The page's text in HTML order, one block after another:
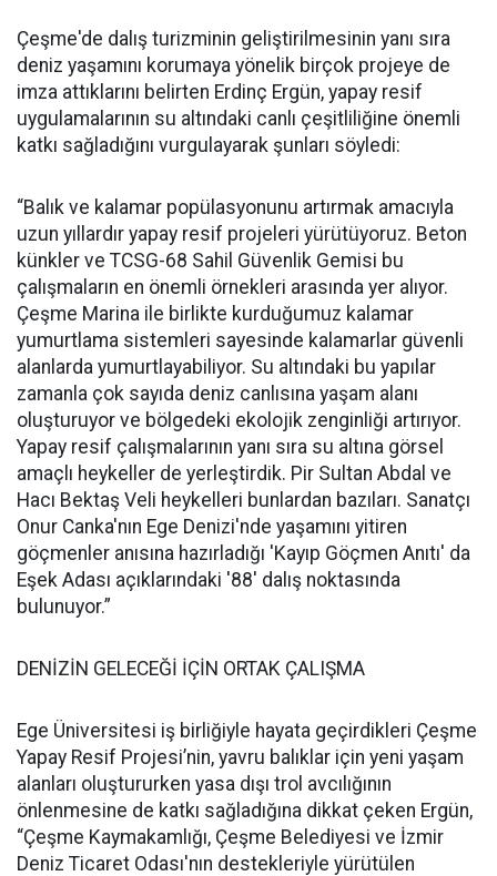
Çeşme'de dalış turizminin geliştirilmesinin yanı sıra
deniz yaşamını korumaya yönelik birçok projeye de
imza attıklarını belirten Erdinç Ergün, yapay resif
uygulamalarının su altındaki canlı çeşitliliğine önemli
katkı sağladığını vurgulayarak şunları söyledi:
“Balık ve kalamar popülasyonunu artırmak amacıyla
uzun yıllardır yapay resif projeleri yürütüyoruz. Beton
künkler ve TCSG-68 Sahil Güvenlik Gemisi bu
çalışmaların en önemli örnekleri arasında yer alıyor.
Çeşme Marina ile birlikte kurduğumuz kalamar
yumurtlama sistemleri sayesinde kalamarlar güvenli
alanlarda yumurtlayabiliyor. Su altındaki bu yapılar
zamanla çok sayıda deniz canlısına yaşam alanı
oluşturuyor ve bölgedeki ekolojik zenginliği artırıyor.
Yapay resif çalışmalarının yanı sıra su altına görsel
amaçlı heykeller de yerleştirdik. Pir Sultan Abdal ve
Hacı Bektaş Veli heykelleri bunlardan bazıları. Sanatçı
Onur Canka'nın Ege Denizi'nde yaşamını yitiren
göçmenler anısına hazırladığı 'Kayıp Göçmen Anıtı' da
Eşek Adası açıklarındaki '88' dalış noktasında
bulunuyor.”
DENİZİN GELECEĞİ İÇİN ORTAK ÇALIŞMA
Ege Üniversitesi iş birliğiyle hayata geçirdikleri Çeşme
Yapay Resif Projesi’nin, yavru balıklar için yeni yaşam
alanları oluştururken yasa dışı trol avcılığının
önlenmesine de katkı sağladığına dikkat çeken Ergün,
“Çeşme Kaymakamlığı, Çeşme Belediyesi ve İzmir
Deniz Ticaret Odası'nın destekleriyle yürütülen